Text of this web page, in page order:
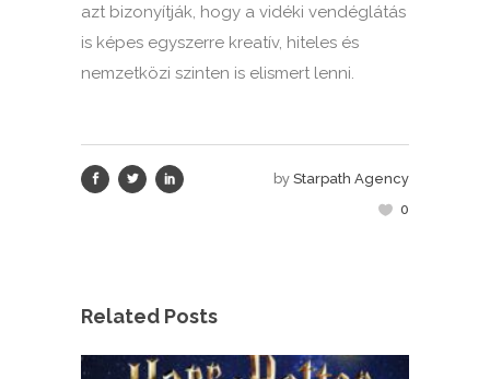
azt bizonyítják, hogy a vidéki vendéglátás
is képes egyszerre kreatív, hiteles és
nemzetközi szinten is elismert lenni.
by Starpath Agency
0
Related Posts